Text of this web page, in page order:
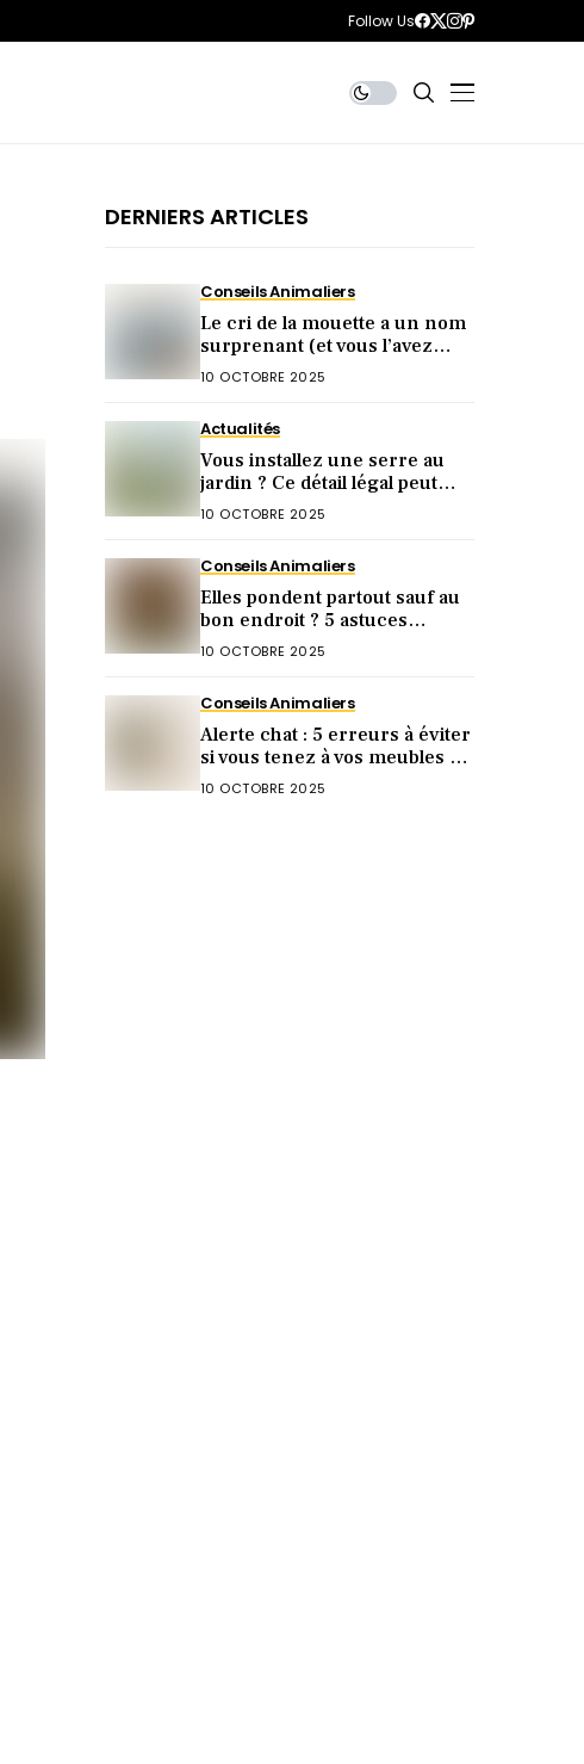
Follow Us
DERNIERS ARTICLES
Conseils Animaliers
Le cri de la mouette a un nom
surprenant (et vous l’avez
sûrement déjà entendu) !
10 OCTOBRE 2025
Actualités
Vous installez une serre au
jardin ? Ce détail légal peut
tout faire capoter !
10 OCTOBRE 2025
Conseils Animaliers
Elles pondent partout sauf au
bon endroit ? 5 astuces
imparables pour les guider au
10 OCTOBRE 2025
Conseils Animaliers
Alerte chat : 5 erreurs à éviter
si vous tenez à vos meubles (et
vos voisins) !
10 OCTOBRE 2025